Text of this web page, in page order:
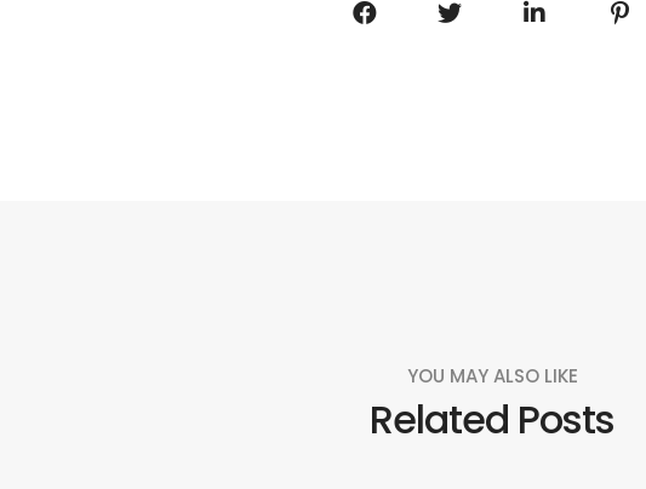
YOU MAY ALSO LIKE
Related Posts